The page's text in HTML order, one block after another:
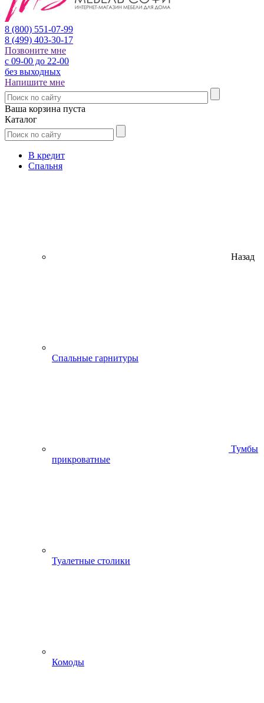
8 (800) 551-07-99
8 (499) 403-30-17
Позвоните мне
с 09-00 до 22-00
без выходных
Напишите мне
Ваша корзина пуста
Каталог
В кредит
Спальня
Назад
Спальные гарнитуры
Тумбы
прикроватные
Туалетные столики
Комоды